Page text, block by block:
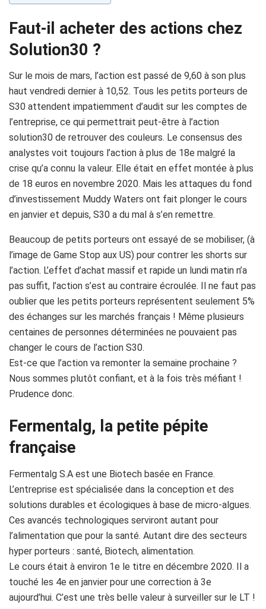
Faut-il acheter des actions chez
Solution30 ?
Sur le mois de mars, l’action est passé de 9,60 à son plus
haut vendredi dernier à 10,52. Tous les petits porteurs de
S30 attendent impatiemment d’audit sur les comptes de
l’entreprise, ce qui permettrait peut-être à l’action
solution30 de retrouver des couleurs. Le consensus des
analystes voit toujours l’action à plus de 18e malgré la
crise qu’a connu la valeur. Elle était en effet montée à plus
de 18 euros en novembre 2020. Mais les attaques du fond
d’investissement Muddy Waters ont fait plonger le cours
en janvier et depuis, S30 a du mal à s’en remettre.
Beaucoup de petits porteurs ont essayé de se mobiliser, (à
l’image de Game Stop aux US) pour contrer les shorts sur
l’action. L’effet d’achat massif et rapide un lundi matin n’a
pas suffit, l’action s’est au contraire écroulée. Il ne faut pas
oublier que les petits porteurs représentent seulement 5%
des échanges sur les marchés français ! Même plusieurs
centaines de personnes déterminées ne pouvaient pas
changer le cours de l’action S30.
Est-ce que l’action va remonter la semaine prochaine ?
Nous sommes plutôt confiant, et à la fois très méfiant !
Prudence donc.
Fermentalg, la petite pépite
française
Fermentalg S.A est une Biotech basée en France.
L’entreprise est spécialisée dans la conception et des
solutions durables et écologiques à base de micro-algues.
Ces avancés technologiques serviront autant pour
l’alimentation que pour la santé. Autant dire des secteurs
hyper porteurs : santé, Biotech, alimentation.
Le cours était à environ 1e le titre en décembre 2020. Il a
touché les 4e en janvier pour une correction à 3e
aujourd’hui. C’est une très belle valeur à surveiller sur le LT !